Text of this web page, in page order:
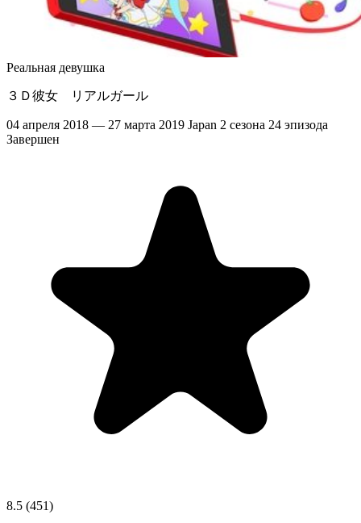
Реальная девушка
３Ｄ彼女 リアルガール
04 апреля 2018 — 27 марта 2019 Japan 2 сезона 24 эпизода
Завершен
8.5 (451)